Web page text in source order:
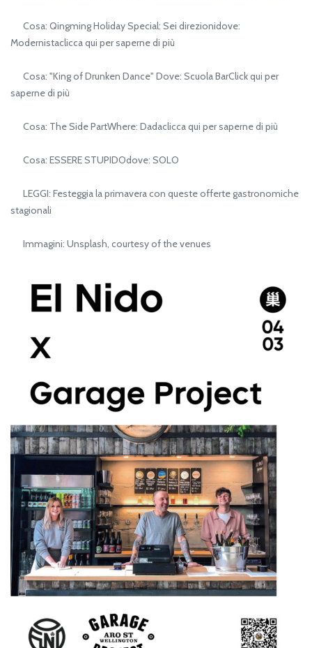
Cosa: Qingming Holiday Special: Sei direzionidove:
Modernistaclicca qui per saperne di più
Cosa: "King of Drunken Dance" Dove: Scuola BarClick qui per
saperne di più
Cosa: The Side PartWhere: Dadaclicca qui per saperne di più
Cosa: ESSERE STUPIDOdove: SOLO
LEGGI: Festeggia la primavera con queste offerte gastronomiche
stagionali
Immagini: Unsplash, courtesy of the venues